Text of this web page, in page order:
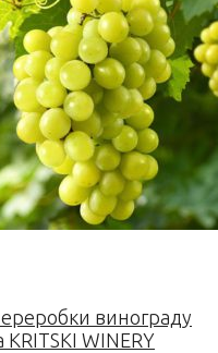
винограду
WINERY